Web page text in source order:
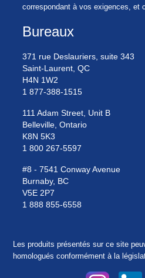
correspondant à vos exigences, et
Bureaux
371 rue Deslauriers, suite 343
Saint-Laurent, QC
H4N 1W2
1 877-388-1515
111 Adam Street, Unit B
Belleville, Ontario
K8N 5K3
1 800 267-5597
#8 - 7541 Conway Avenue
Burnaby, BC
V5E 2P7
1 888 855-6558
Les produits présentés sur ce site
homologués conformément à la